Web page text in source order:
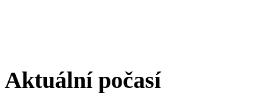
Aktuální počasí